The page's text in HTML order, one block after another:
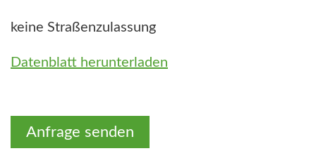
keine Straßenzulassung
Datenblatt herunterladen
Anfrage senden